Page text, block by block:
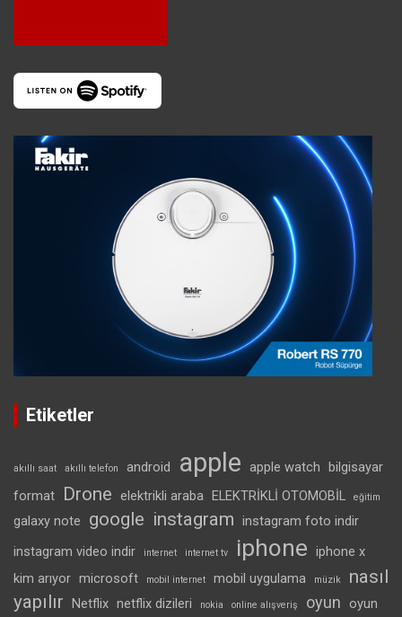
Etiketler
akıllı saat akıllı telefon android apple apple watch bilgisayar
format
Drone elektrikli araba ELEKTRİKLİ OTOMOBİL eğitim
galaxy note google instagram instagram foto indir
instagram video indir
internet internet tv iphone iphone x
kim arıyor microsoft mobil internet mobil uygulama müzik
nasıl
yapılır Netflix netflix dizileri nokia online alışveriş oyun oyun